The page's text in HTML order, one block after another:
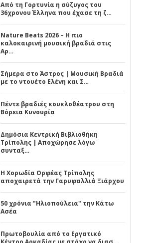
Από τη Γορτυνία η σύζυγος του
36χρονου Έλληνα που έχασε τη ζ…
Nature Beats 2026 – Η πιο
καλοκαιρινή μουσική βραδιά στις
Αρ…
Σήμερα στο Άστρος | Μουσική Βραδιά
με το ντουέτο Ελένη και Σ…
Πέντε βραδιές κουκλοθέατρου στη
Βόρεια Κυνουρία
Δημόσια Κεντρική Βιβλιοθήκη
Τρίπολης | Αποχώρησε λόγω
συνταξ…
Η Χορωδία Ορφέας Τρίπολης
αποχαιρετά την Γαρυφαλλιά Ξιάρχου
50 χρόνια "Ηλιοπούλεια" την Κάτω
Ασέα
Πρωτοβουλία από το Εργατικό